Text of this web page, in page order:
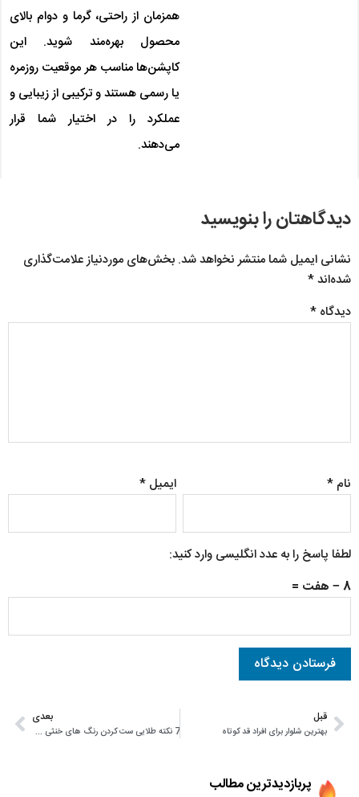
همزمان از راحتی، گرما و دوام بالای
محصول بهره‌مند شوید. این
کاپشن‌ها مناسب هر موقعیت روزمره
یا رسمی هستند و ترکیبی از زیبایی و
عملکرد را در اختیار شما قرار
می‌دهند.
دیدگاهتان را بنویسید
نشانی ایمیل شما منتشر نخواهد شد. بخش‌های موردنیاز علامت‌گذاری
شده‌اند*
دیدگاه *
نام * ایمیل*
لطفا پاسخ را به عدد انگلیسی وارد کنید:
8 − هفت =
قبل
بهترین شلوار برای افراد قد کوتاه
بعدی
7 نکته طلایی ست کردن رنگ های خنثی در استایل
پربازدیدترین مطالب